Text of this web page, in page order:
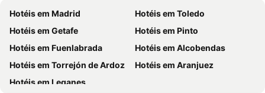
Metropolitano Metro Station
Chamartín
Estação de Atocha
Praça Central /maior
De Chueca
Madrid
Risco de las Cuevas
Praça Central/maior de Chinchón
Casa de la Cadena
Hotéis em Madrid
Hotéis em Toledo
Hotéis em Getafe
Hotéis em Pinto
Hotéis em Fuenlabrada
Hotéis em Alcobendas
Hotéis em Torrejón de Ardoz
Hotéis em Aranjuez
Hotéis em Leganes